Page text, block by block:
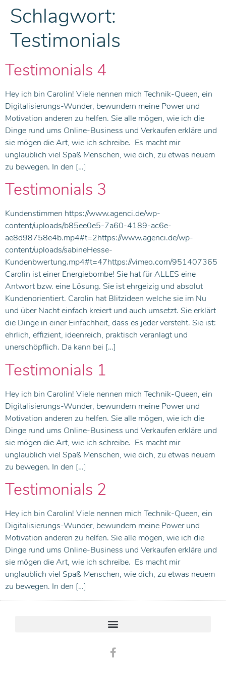
Schlagwort:
Testimonials
Testimonials 4
Hey ich bin Carolin! Viele nennen mich Technik-Queen, ein
Digitalisierungs-Wunder, bewundern meine Power und
Motivation anderen zu helfen. Sie alle mögen, wie ich die
Dinge rund ums Online-Business und Verkaufen erkläre und
sie mögen die Art, wie ich schreibe. Es macht mir
unglaublich viel Spaß Menschen, wie dich, zu etwas neuem
zu bewegen. In den […]
Testimonials 3
Kundenstimmen https://www.agenci.de/wp-
content/uploads/b85ee0e5-7a60-4189-ac6e-
ae8d98758e4b.mp4#t=2https://www.agenci.de/wp-
content/uploads/sabineHesse-
Kundenbwertung.mp4#t=47https://vimeo.com/951407365
Carolin ist einer Energiebombe! Sie hat für ALLES eine
Antwort bzw. eine Lösung. Sie ist ehrgeizig und absolut
Kundenorientiert. Carolin hat Blitzideen welche sie im Nu
und über Nacht einfach kreiert und auch umsetzt. Sie erklärt
die Dinge in einer Einfachheit, dass es jeder versteht. Sie ist:
ehrlich, effizient, ideenreich, praktisch veranlagt und
unerschöpflich. Da kann bei […]
Testimonials 1
Hey ich bin Carolin! Viele nennen mich Technik-Queen, ein
Digitalisierungs-Wunder, bewundern meine Power und
Motivation anderen zu helfen. Sie alle mögen, wie ich die
Dinge rund ums Online-Business und Verkaufen erkläre und
sie mögen die Art, wie ich schreibe. Es macht mir
unglaublich viel Spaß Menschen, wie dich, zu etwas neuem
zu bewegen. In den […]
Testimonials 2
Hey ich bin Carolin! Viele nennen mich Technik-Queen, ein
Digitalisierungs-Wunder, bewundern meine Power und
Motivation anderen zu helfen. Sie alle mögen, wie ich die
Dinge rund ums Online-Business und Verkaufen erkläre und
sie mögen die Art, wie ich schreibe. Es macht mir
unglaublich viel Spaß Menschen, wie dich, zu etwas neuem
zu bewegen. In den […]